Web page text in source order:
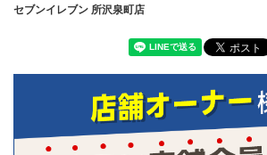
セブンイレブン 所沢泉町店